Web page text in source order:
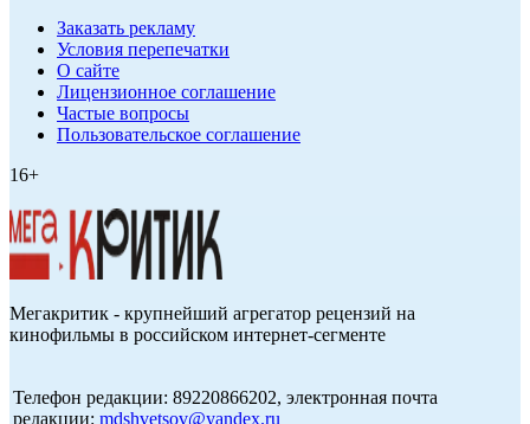
Заказать рекламу
Условия перепечатки
О сайте
Лицензионное соглашение
Частые вопросы
Пользовательское соглашение
16+
Мегакритик - крупнейший агрегатор рецензий на
кинофильмы в российском интернет-сегменте
Телефон редакции: 89220866202, электронная почта
редакции: mdshvetsov@yandex.ru